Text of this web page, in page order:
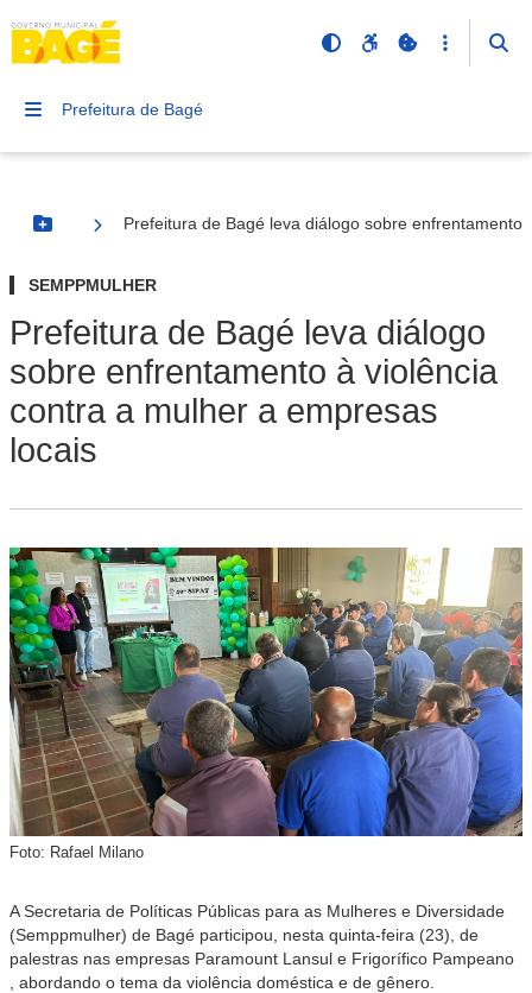
Prefeitura de Bagé
Botão Menu
Prefeitura de Bagé leva diálogo sobre
SEMPPMULHER
Prefeitura de Bagé leva diálogo
sobre enfrentamento à violência
contra a mulher a empresas
locais
Foto: Rafael Milano
A Secretaria de Políticas Públicas para as Mulheres e Diversidade
(Semppmulher) de Bagé participou, nesta quinta-feira (23), de
palestras nas empresas Paramount Lansul e Frigorífico Pampeano
, abordando o tema da violência doméstica e de gênero.